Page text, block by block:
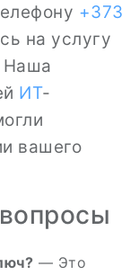
+373
на услугу
Наша
ИТ-
вашего
— Это